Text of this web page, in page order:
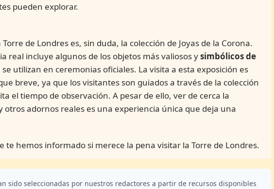
pueden explorar.
Torre de Londres es, sin duda, la colección de Joyas de la Corona.
real incluye algunos de los objetos más valiosos ysimbólicos de
utilizan en ceremonias oficiales. La visita a esta exposición es
breve, ya que los visitantes son guiados a través de la colección
el tiempo de observación. A pesar de ello, ver de cerca la
otros adornos reales es una experiencia única que deja una
hemos informado si merece la pena visitar la Torre de Londres.
sido seleccionadas por nuestros redactores a partir de recursos disponibles